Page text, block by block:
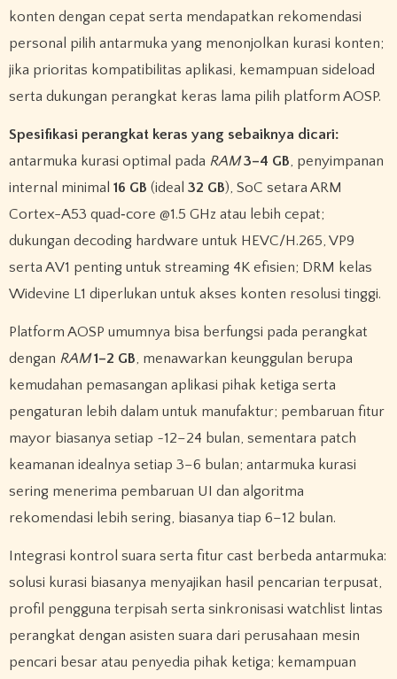
konten dengan cepat serta mendapatkan rekomendasi
personal pilih antarmuka yang menonjolkan kurasi konten;
jika prioritas kompatibilitas aplikasi, kemampuan sideload
serta dukungan perangkat keras lama pilih platform AOSP.
Spesifikasi perangkat keras yang sebaiknya dicari:
antarmuka kurasi optimal pada RAM 3–4 GB, penyimpanan
internal minimal 16 GB (ideal 32 GB), SoC setara ARM
Cortex-A53 quad‑core @1.5 GHz atau lebih cepat;
dukungan decoding hardware untuk HEVC/H.265, VP9
serta AV1 penting untuk streaming 4K efisien; DRM kelas
Widevine L1 diperlukan untuk akses konten resolusi tinggi.
Platform AOSP umumnya bisa berfungsi pada perangkat
dengan RAM 1–2 GB, menawarkan keunggulan berupa
kemudahan pemasangan aplikasi pihak ketiga serta
pengaturan lebih dalam untuk manufaktur; pembaruan fitur
mayor biasanya setiap ~12–24 bulan, sementara patch
keamanan idealnya setiap 3–6 bulan; antarmuka kurasi
sering menerima pembaruan UI dan algoritma
rekomendasi lebih sering, biasanya tiap 6–12 bulan.
Integrasi kontrol suara serta fitur cast berbeda antarmuka:
solusi kurasi biasanya menyajikan hasil pencarian terpusat,
profil pengguna terpisah serta sinkronisasi watchlist lintas
perangkat dengan asisten suara dari perusahaan mesin
pencari besar atau penyedia pihak ketiga; kemampuan